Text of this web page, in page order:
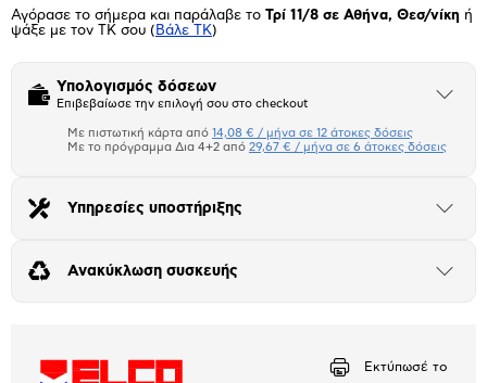
Αγόρασε το σήμερα και παράλαβε το Τρί 11/8 σε Αθήνα, Θεσ/νίκη ή
ψάξε με τον ΤΚ σου ( Βάλε ΤΚ)
Υπολογισμός δόσεων
Επιβεβαίωσε την επιλογή σου στο checkout
Άνοιξε
Πιστωτική κάρτα
Με πιστωτική κάρτα από 14,08 € / μήνα σε 12 άτοκες δόσεις
Με το πρόγραμμα Δια 4+2 από 29,67 € / μήνα σε 6 άτοκες δόσεις
Υπηρεσίες υποστήριξης
Άνοιξε
Ανακύκλωση συσκευής
Άνοιξε
Εκτύπωσέ το